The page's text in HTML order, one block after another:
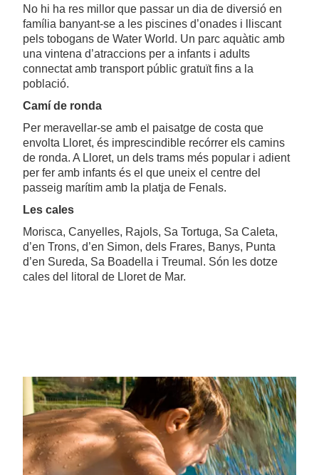
No hi ha res millor que passar un dia de diversió en
família banyant-se a les piscines d’onades i lliscant
pels tobogans de Water World. Un parc aquàtic amb
una vintena d’atraccions per a infants i adults
connectat amb transport públic gratuït fins a la
població.
Camí de ronda
Per meravellar-se amb el paisatge de costa que
envolta Lloret, és imprescindible recórrer els camins
de ronda. A Lloret, un dels trams més popular i adient
per fer amb infants és el que uneix el centre del
passeig marítim amb la platja de Fenals.
Les cales
Morisca, Canyelles, Rajols, Sa Tortuga, Sa Caleta,
d’en Trons, d’en Simon, dels Frares, Banys, Punta
d’en Sureda, Sa Boadella i Treumal. Són les dotze
cales del litoral de Lloret de Mar.